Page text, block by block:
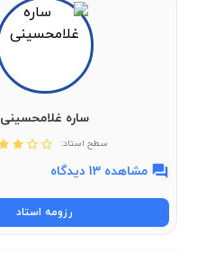
ساره غلامحسینی
سطح استاد:
مشاهده 13 دیدگاه
رزومه استاد